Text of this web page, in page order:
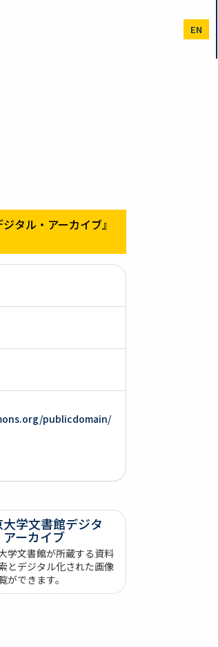
EN
タル・アーカイブ』
publicdomain/
大学文書館デジタ
アーカイブ
学文書館が所蔵する資料
とデジタル化された画像
ができます。